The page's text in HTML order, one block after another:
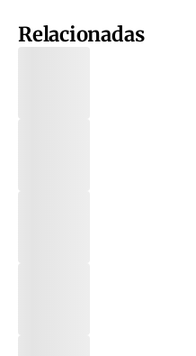
Relacionadas